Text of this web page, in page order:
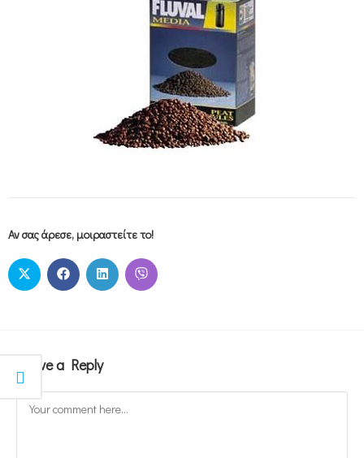
Αν σας άρεσε, μοιραστείτε το!
Leave a Reply